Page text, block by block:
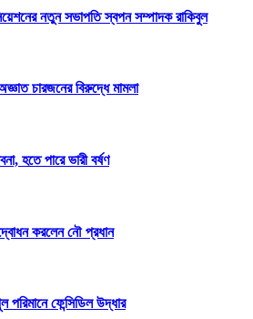
নতুন সভাপতি স্বপন সম্পাদক রাকিবুল
চারজনের বিরুদ্ধে মামলা
হতে পারে ভারী বর্ষণ
করলেন নৌ প্রধান
পরিমানে ফেন্সিডিল উদ্ধার